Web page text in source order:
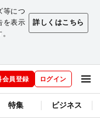
等につ
を表示
詳しくはこちら
会員登録 ログイン
特集 ビジネス